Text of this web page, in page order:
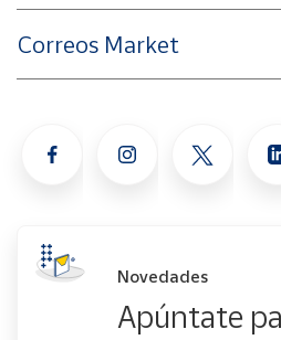
Correos Market
Novedades
Apúntate